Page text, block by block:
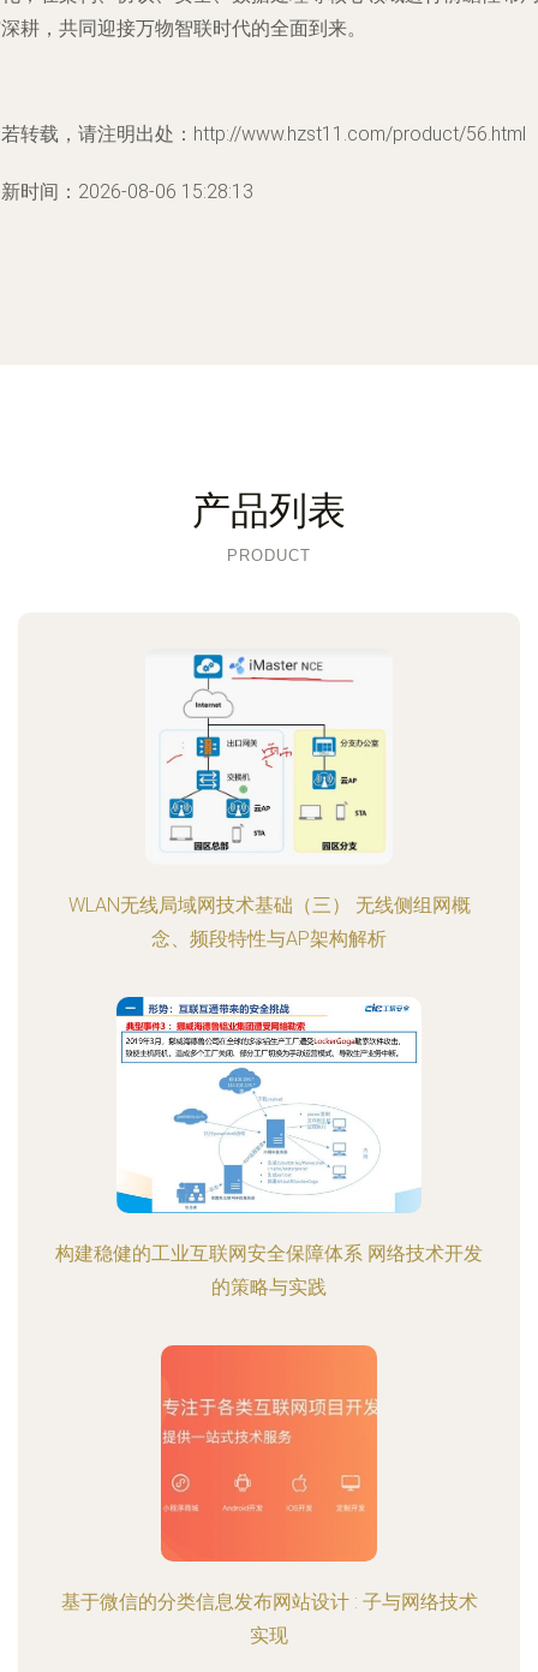
耕，共同迎接万物智联时代的全面到来。
转载，请注明出处：http://www.hzst11.com/product/56.html
时间：2026-08-06 15:28:13
产品列表
PRODUCT
WLAN无线局域网技术基础（三） 无线侧组网概
念、频段特性与AP架构解析
构建稳健的工业互联网安全保障体系 网络技术开发
的策略与实践
基于微信的分类信息发布网站设计 : 子与网络技术
实现